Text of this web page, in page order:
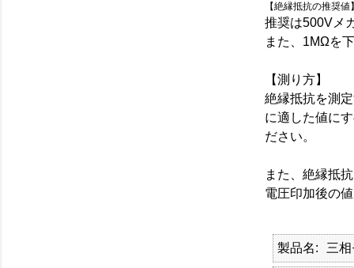
【絶縁抵抗の推奨値
推奨は500Vメ
また、1MΩを
【測り方】
絶縁抵抗を測
に適した値に
ださい。
また、絶縁抵
電圧印加後の
製品名 三